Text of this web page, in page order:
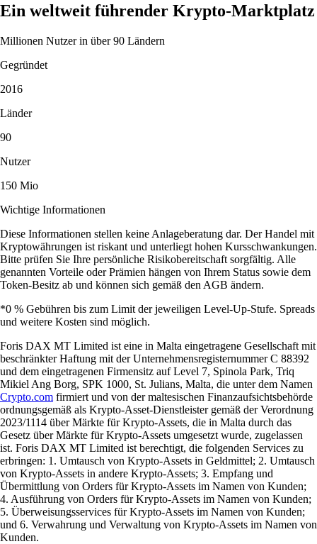
Ein weltweit führender Krypto-Marktplatz
Millionen Nutzer in über 90 Ländern
Gegründet
2016
Länder
90
Nutzer
150 Mio
Wichtige Informationen
Diese Informationen stellen keine Anlageberatung dar. Der Handel mit
Kryptowährungen ist riskant und unterliegt hohen Kursschwankungen.
Bitte prüfen Sie Ihre persönliche Risikobereitschaft sorgfältig. Alle
genannten Vorteile oder Prämien hängen von Ihrem Status sowie dem
Token-Besitz ab und können sich gemäß den AGB ändern.
*0 % Gebühren bis zum Limit der jeweiligen Level-Up-Stufe. Spreads
und weitere Kosten sind möglich.
Foris DAX MT Limited ist eine in Malta eingetragene Gesellschaft mit
beschränkter Haftung mit der Unternehmensregisternummer C 88392
und dem eingetragenen Firmensitz auf Level 7, Spinola Park, Triq
Mikiel Ang Borg, SPK 1000, St. Julians, Malta, die unter dem Namen
Crypto.com firmiert und von der maltesischen Finanzaufsichtsbehörde
ordnungsgemäß als Krypto-Asset-Dienstleister gemäß der Verordnung
2023/1114 über Märkte für Krypto-Assets, die in Malta durch das
Gesetz über Märkte für Krypto-Assets umgesetzt wurde, zugelassen
ist. Foris DAX MT Limited ist berechtigt, die folgenden Services zu
erbringen: 1. Umtausch von Krypto-Assets in Geldmittel; 2. Umtausch
von Krypto-Assets in andere Krypto-Assets; 3. Empfang und
Übermittlung von Orders für Krypto-Assets im Namen von Kunden;
4. Ausführung von Orders für Krypto-Assets im Namen von Kunden;
5. Überweisungsservices für Krypto-Assets im Namen von Kunden;
und 6. Verwahrung und Verwaltung von Krypto-Assets im Namen von
Kunden.